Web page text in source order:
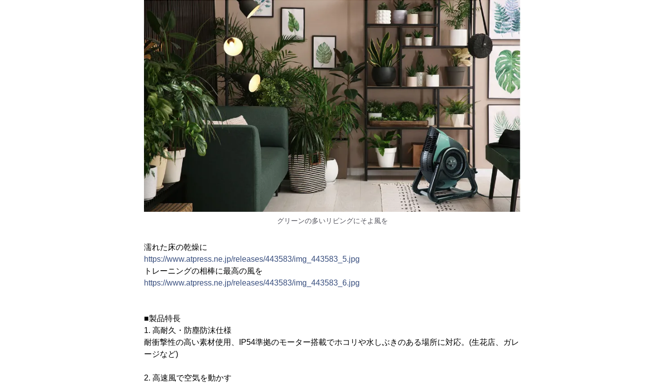
グリーンの多いリビングにそよ風を
濡れた床の乾燥に
https://www.atpress.ne.jp/releases/443583/img_443583_5.jpg
トレーニングの相棒に最高の風を
https://www.atpress.ne.jp/releases/443583/img_443583_6.jpg
■製品特長
1. 高耐久・防塵防沫仕様
耐衝撃性の高い素材使用、IP54準拠のモーター搭載でホコリや水しぶきのある場所に対応。(生花店、ガレ
ージなど)
2. 高速風で空気を動かす